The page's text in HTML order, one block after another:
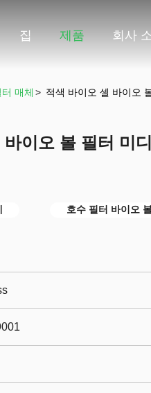
집 제품 회사
매체 > 적색 바이오 셀 바이오
이오 볼 필터 미
호수 필터 바이오